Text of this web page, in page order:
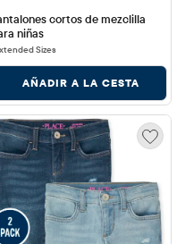
cortos de mezclilla
niñas
Sizes
AÑADIR A LA CESTA